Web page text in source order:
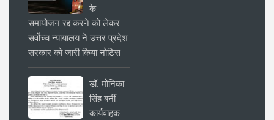
के
समायोजन रद्द करने को लेकर
सर्वोच्च न्यायालय ने उत्तर प्रदेश
सरकार को जारी किया नोटिस
डॉ. मोनिका
सिंह बनीं
कार्यवाहक